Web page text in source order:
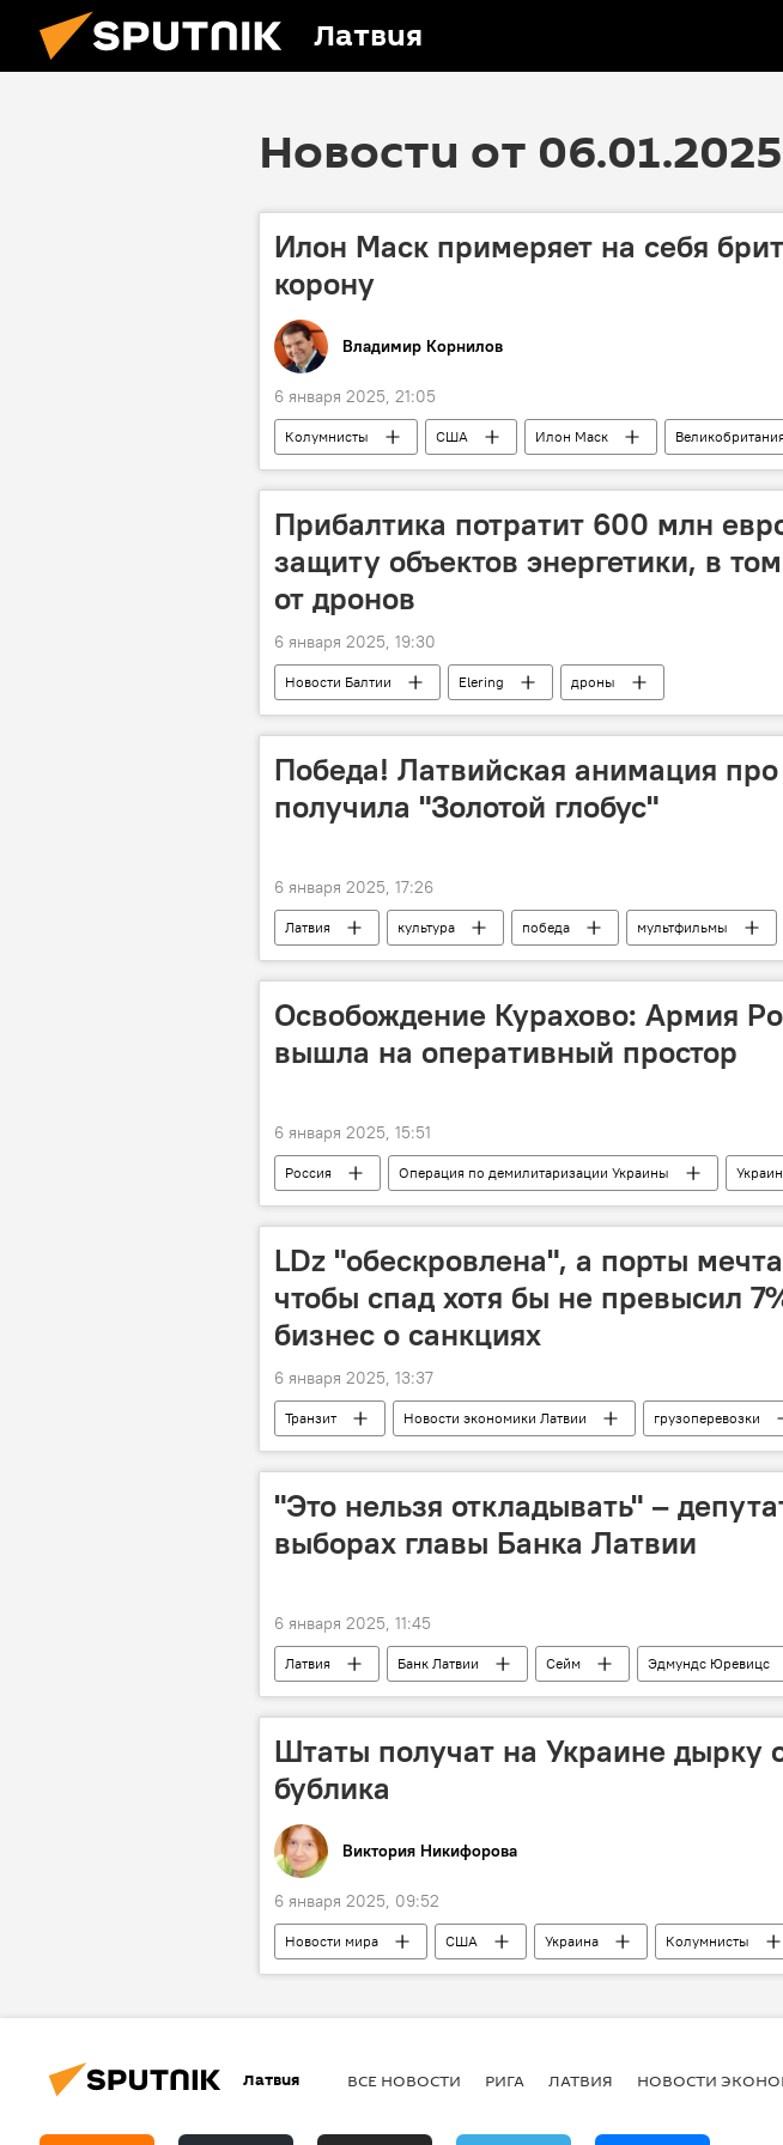
Латвия
Новости от 06.01.2025
Илон Маск примеряет на себя
корону
Владимир Корнилов
6 января 2025, 21:05
Колумнисты США Илон Маск
Прибалтика потратит 600 млн
защиту объектов энергетики, в
от дронов
6 января 2025, 19:30
Новости Балтии Elering дроны
Победа! Латвийская анимация про
получила "Золотой глобус"
6 января 2025, 17:26
Латвия культура победа мультфильмы
"Поток"
Освобождение Курахово: Армия
вышла на оперативный простор
6 января 2025, 15:51
Россия Операция по демилитаризации Украины
военная операция
военная техника военнослужащие
LDz "обескровлена", а порты
чтобы спад хотя бы не превысил
бизнес о санкциях
6 января 2025, 13:37
Транзит Новости экономики Латвии
грузоперевозки
Латвийская железная дорога (LDz)
Рижский порт
"Это нельзя откладывать" –
выборах главы Банка Латвии
6 января 2025, 11:45
Латвия Банк Латвии Сейм Эдмундс Юревицс
Штаты получат на Украине дырку
бублика
Виктория Никифорова
6 января 2025, 09:52
Новости мира США Украина Колумнисты
Латвия ВСЕ НОВОСТИ РИГА ЛАТВИЯ НОВОСТИ